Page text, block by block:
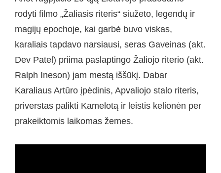
rodyti filmo „Žaliasis riteris“ siužeto, legendų ir
magijų epochoje, kai garbė buvo viskas,
karaliais tapdavo narsiausi, seras Gaveinas (akt.
Dev Patel) priima paslaptingo Žaliojo riterio (akt.
Ralph Ineson) jam mestą iššūkį. Dabar
Karaliaus Artūro įpėdinis, Apvaliojo stalo riteris,
priverstas palikti Kamelotą ir leistis kelionėn per
prakeiktomis laikomas žemes.